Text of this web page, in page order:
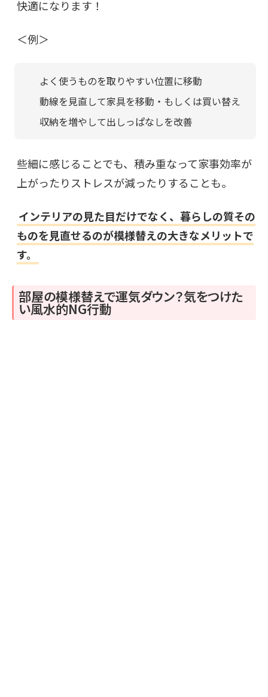
快適になります！
＜例＞
よく使うものを取りやすい位置に移動
動線を見直して家具を移動・もしくは買い替え
収納を増やして出しっぱなしを改善
些細に感じることでも、積み重なって家事効率が
上がったりストレスが減ったりすることも。
インテリアの見た目だけでなく、暮らしの質その
ものを見直せるのが模様替えの大きなメリットで
す。
部屋の模様替えで運気ダウン？気をつけた
い風水的NG行動